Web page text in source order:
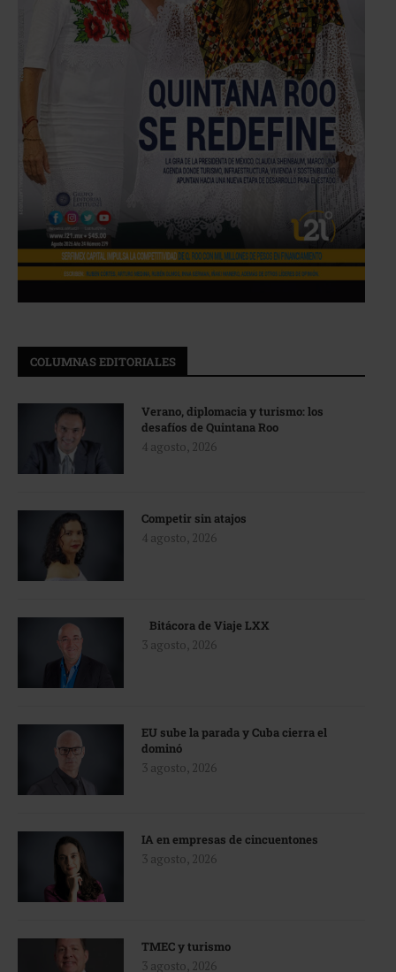
COLUMNAS EDITORIALES
Verano, diplomacia y turismo: los
desafíos de Quintana Roo
4 agosto, 2026
Competir sin atajos
4 agosto, 2026
Bitácora de Viaje LXX
3 agosto, 2026
EU sube la parada y Cuba cierra el
dominó
3 agosto, 2026
IA en empresas de cincuentones
3 agosto, 2026
TMEC y turismo
3 agosto, 2026